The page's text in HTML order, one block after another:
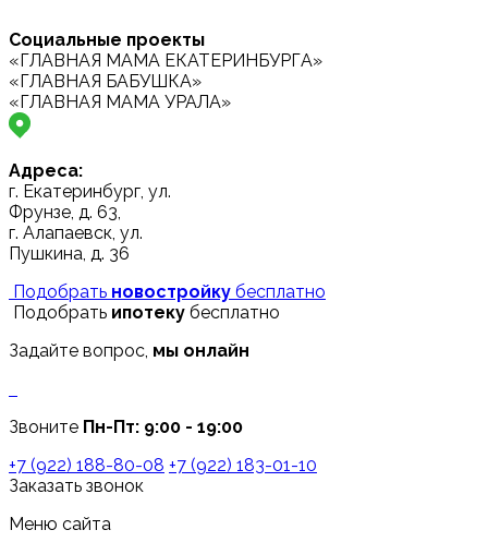
Социальные проекты
«ГЛАВНАЯ МАМА ЕКАТЕРИНБУРГА»
«ГЛАВНАЯ БАБУШКА»
«ГЛАВНАЯ МАМА УРАЛА»
Адреса:
г. Екатеринбург, ул.
Фрунзе, д. 63,
г. Алапаевск, ул.
Пушкина, д. 36
Подобрать новостройку бесплатно
Подобрать ипотеку бесплатно
Задайте вопрос, мы онлайн
Звоните Пн-Пт: 9:00 - 19:00
+7 (922) 188-80-08 +7 (922) 183-01-10
Заказать звонок
Меню сайта